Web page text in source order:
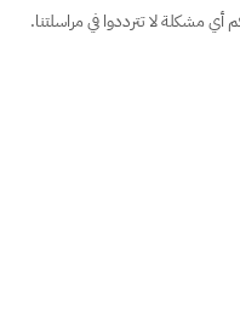
مشكلة لا تترددوا في مراسلتنا.